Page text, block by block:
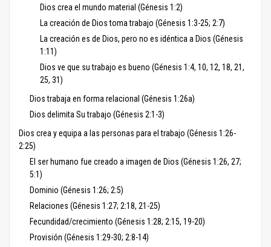
Dios crea el mundo material (Génesis 1:2)
La creación de Dios toma trabajo (Génesis 1:3-25; 2:7)
La creación es de Dios, pero no es idéntica a Dios (Génesis
1:11)
Dios ve que su trabajo es bueno (Génesis 1:4, 10, 12, 18, 21,
25, 31)
Dios trabaja en forma relacional (Génesis 1:26a)
Dios delimita Su trabajo (Génesis 2:1-3)
Dios crea y equipa a las personas para el trabajo (Génesis 1:26-
2:25)
El ser humano fue creado a imagen de Dios (Génesis 1:26, 27;
5:1)
Dominio (Génesis 1:26; 2:5)
Relaciones (Génesis 1:27; 2:18, 21-25)
Fecundidad/crecimiento (Génesis 1:28; 2:15, 19-20)
Provisión (Génesis 1:29-30; 2:8-14)